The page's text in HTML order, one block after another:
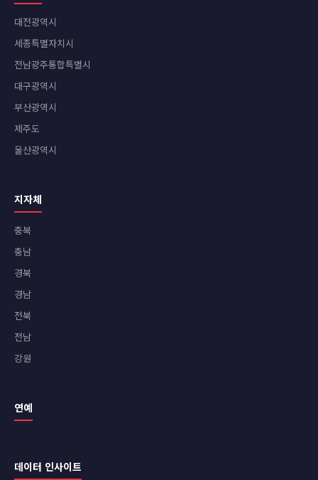
대전광역시
세종특별자치시
전남광주통합특별시
대구광역시
부산광역시
제주도
울산광역시
지자체
충북
충남
경북
경남
전북
전남
강원
연예
데이터 인사이트